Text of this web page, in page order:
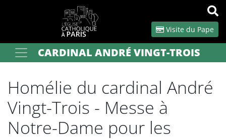
Visite du Pape
Votre recherche OK
CARDINAL ANDRÉ VINGT-TROIS
Homélie du cardinal André
Vingt-Trois - Messe à
Notre-Dame pour les
Panneau de gestion des cookies